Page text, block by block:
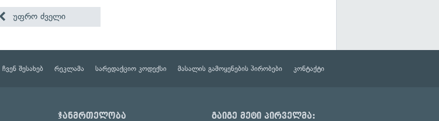
უფრო ძველი
ჩვენ შესახებ რეკლამა სარედაქციო კოდექსი მასალის გამოყენების პირობები კონტაქტი
ჯანმრთელობა გაიგე მეტი პირველმა: